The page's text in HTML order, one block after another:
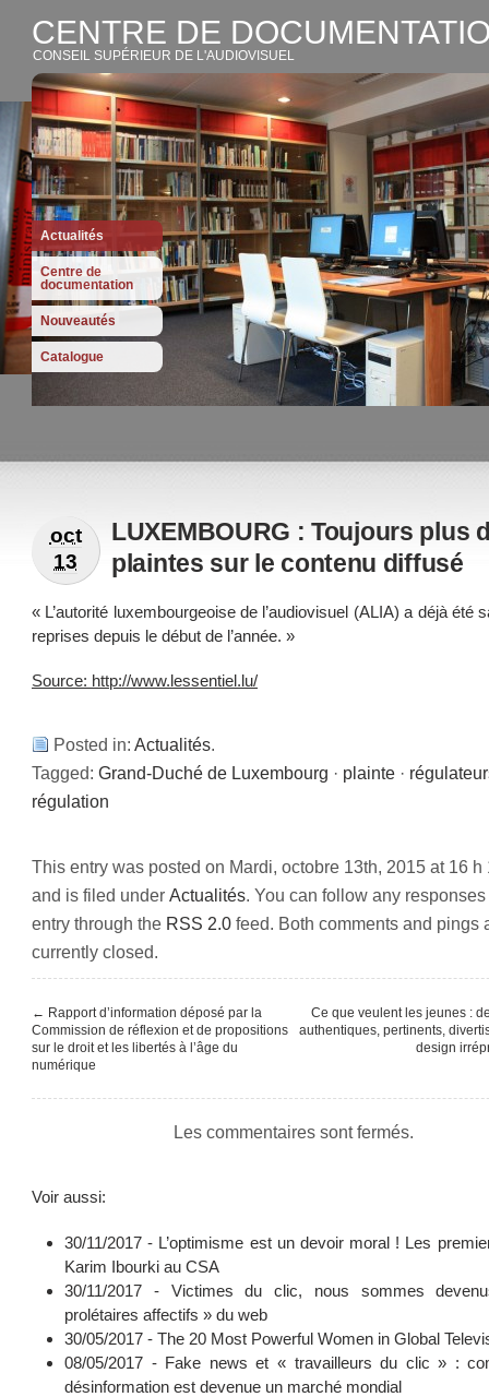
CENTRE DE
CONSEIL SUPÉRIEUR DE L'AUDIOVISUEL
Actualités
Centre de
documentation
Nouveautés
Catalogue
oct
13
LUXEMBOURG : Toujours plus
plaintes sur le contenu diffusé
« L’autorité luxembourgeoise de l’audiovisuel (ALIA) a déjà été
reprises depuis le début de l’année. »
Source: http://www.lessentiel.lu/
Posted in: Actualités.
Tagged: Grand-Duché de Luxembourg · plainte ·
régulation
This entry was posted on Mardi, octobre 13th, 2015 at 16 h
and is filed under Actualités. You can follow any
entry through the RSS 2.0 feed. Both comments and pings
currently closed.
← Rapport d’information déposé par la
Commission de réflexion et de propositions
sur le droit et les libertés à l’âge du
numérique
Ce que veulent les jeunes :
authentiques, pertinents,
design
Les commentaires sont fermés.
Voir aussi:
30/11/2017 - L’optimisme est un devoir moral ! Les
Karim Ibourki au CSA
30/11/2017 - Victimes du clic, nous sommes
prolétaires affectifs » du web
30/05/2017 - The 20 Most Powerful Women in Global
08/05/2017 - Fake news et « travailleurs du clic » :
désinformation est devenue un marché mondial